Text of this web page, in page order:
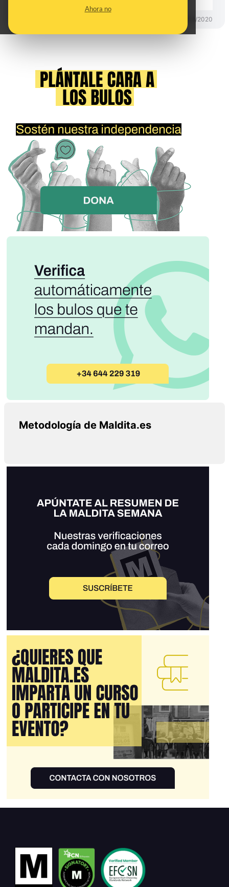
Ahora no
26/03/2020
Metodología de Maldita.es